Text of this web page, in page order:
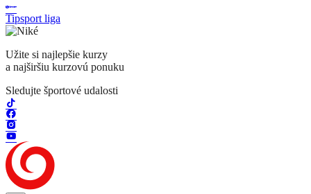
Tipsport liga
Užite si najlepšie kurzy
a najširšiu kurzovú ponuku
Sledujte športové udalosti